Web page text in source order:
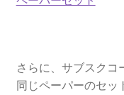
さらに、サブスクコ
同じペーパーのセッ